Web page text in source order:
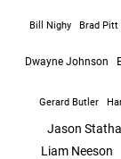
Bill Nighy Brad Pitt
Dwayne Johnson
Gerard Butler
Jason
Liam Neeson